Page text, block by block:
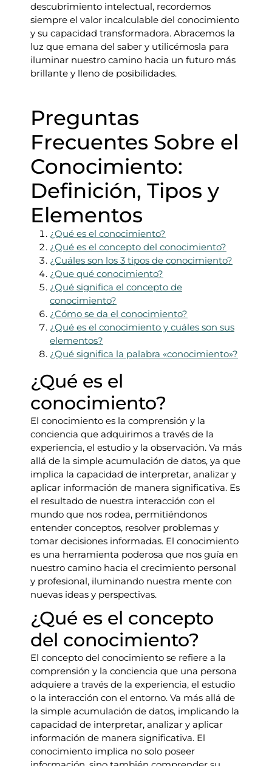
descubrimiento intelectual, recordemos
siempre el valor incalculable del conocimiento
y su capacidad transformadora. Abracemos la
luz que emana del saber y utilicémosla para
iluminar nuestro camino hacia un futuro más
brillante y lleno de posibilidades.
Preguntas
Frecuentes Sobre el
Conocimiento:
Definición, Tipos y
Elementos
¿Qué es el conocimiento?
¿Qué es el concepto del conocimiento?
¿Cuáles son los 3 tipos de conocimiento?
¿Que qué conocimiento?
¿Qué significa el concepto de
conocimiento?
¿Cómo se da el conocimiento?
¿Qué es el conocimiento y cuáles son sus
elementos?
¿Qué significa la palabra «conocimiento»?
¿Qué es el
conocimiento?
El conocimiento es la comprensión y la
conciencia que adquirimos a través de la
experiencia, el estudio y la observación. Va más
allá de la simple acumulación de datos, ya que
implica la capacidad de interpretar, analizar y
aplicar información de manera significativa. Es
el resultado de nuestra interacción con el
mundo que nos rodea, permitiéndonos
entender conceptos, resolver problemas y
tomar decisiones informadas. El conocimiento
es una herramienta poderosa que nos guía en
nuestro camino hacia el crecimiento personal
y profesional, iluminando nuestra mente con
nuevas ideas y perspectivas.
¿Qué es el concepto
del conocimiento?
El concepto del conocimiento se refiere a la
comprensión y la conciencia que una persona
adquiere a través de la experiencia, el estudio
o la interacción con el entorno. Va más allá de
la simple acumulación de datos, implicando la
capacidad de interpretar, analizar y aplicar
información de manera significativa. El
conocimiento implica no solo poseer